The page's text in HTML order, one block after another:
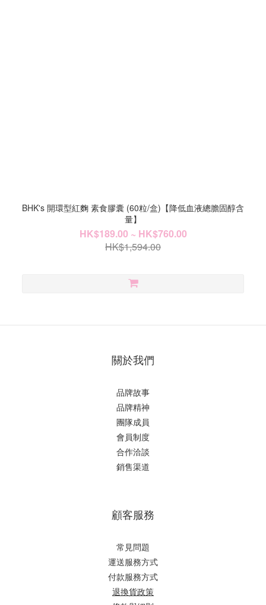
BHK's 開環型紅麴 素食膠囊 (60粒/盒)【降低血液總膽固醇含
量】
HK$189.00 ~ HK$760.00
HK$1,594.00
關於我們
品牌故事
品牌精神
團隊成員
會員制度
合作洽談
銷售渠道
顧客服務
常見問題
運送服務方式
付款服務方式
退換貨政策